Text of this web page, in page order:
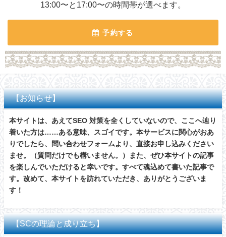
13:00〜と17:00〜の時間帯が選べます。
予約する
【お知らせ】
本サイトは、あえてSEO 対策を全くしていないので、ここへ辿り
着いた方は……ある意味、スゴイです。本サービスに関心がおあ
りでしたら、問い合わせフォームより、直接お申し込みください
ませ。（質問だけでも構いません。）また、ぜひ本サイトの記事
を楽しんでいただけると幸いです。すべて魂込めて書いた記事で
す。改めて、本サイトを訪れていただき、ありがとうございま
す！
【SCの理論と成り立ち】